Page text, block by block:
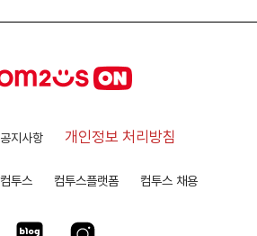
공지사항 개인정보 처리방침
컴투스 컴투스플랫폼 컴투스 채용